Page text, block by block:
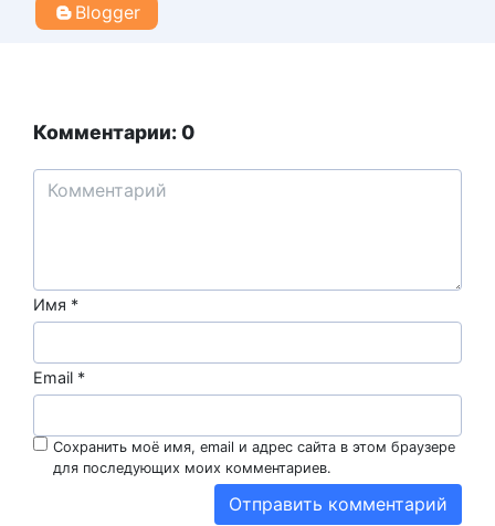
Blogger
Комментарии: 0
Имя *
Email *
Сохранить моё имя, email и адрес сайта в этом браузере
для последующих моих комментариев.